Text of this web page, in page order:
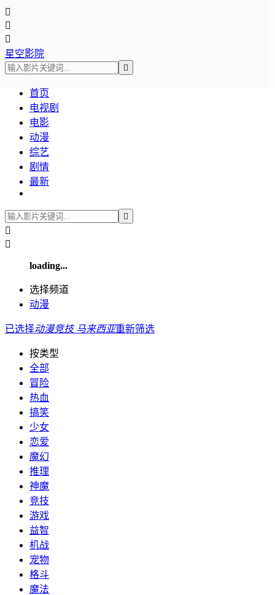



星空影院

首页
电视剧
电影
动漫
综艺
剧情
最新



loading...
选择频道
动漫
已选择动漫竞技马来西亚重新筛选
按类型
全部
冒险
热血
搞笑
少女
恋爱
魔幻
推理
神魔
竞技
游戏
益智
机战
宠物
格斗
魔法